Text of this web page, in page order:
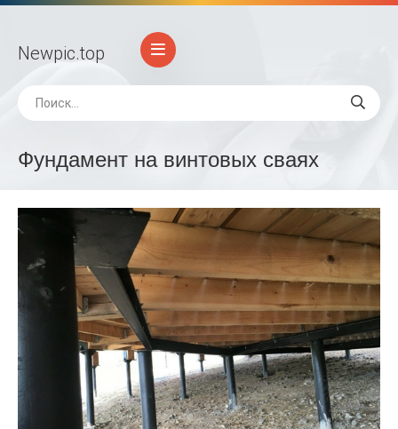
Newpic.top
Фундамент на винтовых сваях